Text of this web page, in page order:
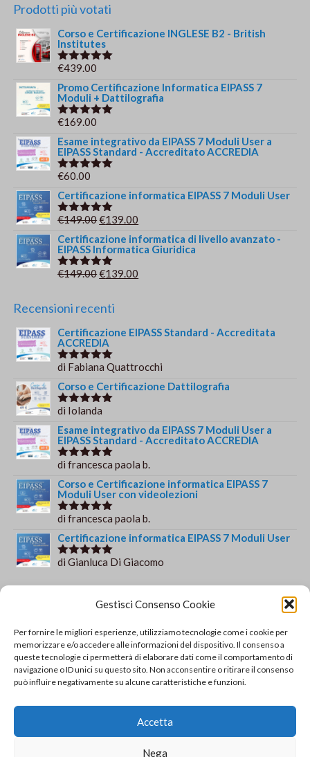
Gestisci Consenso Cookie
Per fornire le migliori esperienze, utilizziamo tecnologie come i cookie per
memorizzare e/o accedere alle informazioni del dispositivo. Il consenso a
queste tecnologie ci permetterà di elaborare dati come il comportamento di
navigazione o ID unici su questo sito. Non acconsentire o ritirare il consenso
può influire negativamente su alcune caratteristiche e funzioni.
Accetta
Nega
Prodotti più votati
Corso e Certificazione INGLESE B2 - British
Institutes
Valutato
€439.00
Promo Certificazione Informatica EIPASS 7
Moduli + Dattilografia
Valutato
€169.00
Esame integrativo da EIPASS 7 Moduli User a
EIPASS Standard - Accreditato ACCREDIA
Valutato
€60.00
Certificazione informatica EIPASS 7 Moduli User
Valutato
€149.00Il
prezzo
originale
era:
€139.00
prezzo
attuale
Certificazione informatica di livello avanzato -
EIPASS Informatica Giuridica
Valutato
€149.00Il
originale
€149.00.
€139.00
€139.00.
Recensioni recenti
Certificazione EIPASS Standard - Accreditata
ACCREDIA
Valutato5
di Fabiana Quattrocchi
Corso e Certificazione Dattilografia
Valutato5
di Iolanda
Esame integrativo da EIPASS 7 Moduli User a
EIPASS Standard - Accreditato ACCREDIA
Valutato5
di francesca paola b.
Corso e Certificazione informatica EIPASS 7
Moduli User con videolezioni
Valutato5
di francesca paola b.
Certificazione informatica EIPASS 7 Moduli User
Valutato5
di Gianluca Di Giacomo
84013 Cava de' Tirreni
+39 329 952 9244
info@solsisacademy.it
Lun-Ven: 09:30-18:30, Sab: 10:00-12:00
Pausa pranzo: 13:30-15:30
© Copyright - SOLSIS Academy by SOLUZIONE E
SISTEMI di Catino Valentino - Via Gaudio Maiori - 84013